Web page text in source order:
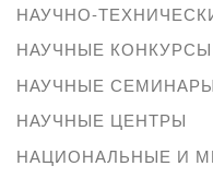
НАУЧНО-
НАУЧНЫЕ КОНКУРСЫ
НАУЧНЫЕ СЕМИНАРЫ
НАУЧНЫЕ ЦЕНТРЫ
НАЦИОНАЛЬНЫЕ И